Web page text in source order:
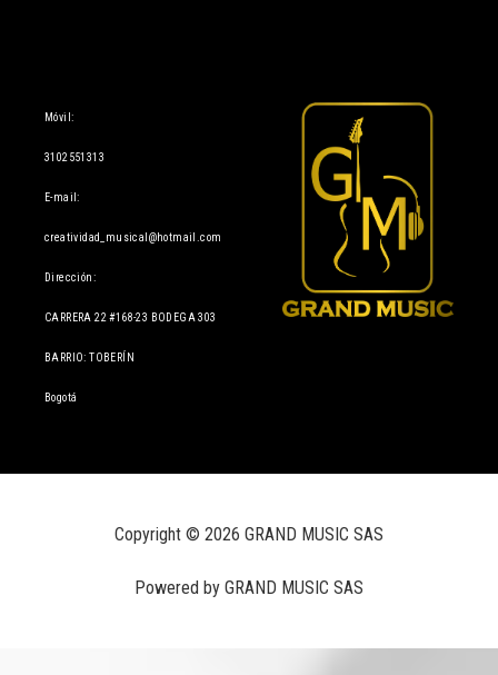
Móvil:
3102551313
E-mail:
creatividad_musical@hotmail.com
Dirección:
CARRERA 22 #168-23 BODEGA 303
BARRIO: TOBERÍN
Bogotá
Copyright © 2026 GRAND MUSIC SAS
Powered by GRAND MUSIC SAS